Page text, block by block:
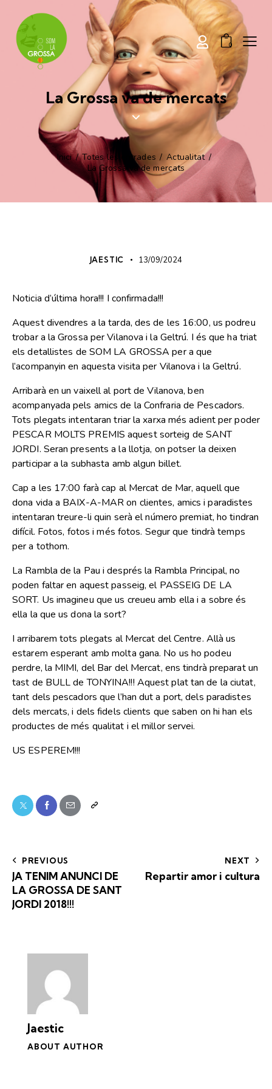
0
La Grossava de mercats
Inici Totes les entrades
Actualitat
La Grossa va de mercats
JAESTIC 13/09/2024
Noticia d’última hora!!! I confirmada!!!
Aquest divendres a la tarda, des de les 16:00, us podreu
trobar a la Grossa per Vilanova i la Geltrú. I és que ha triat
els detallistes de SOM LA GROSSAper a que
l’acompanyin en aquesta visita per Vilanova i la Geltrú.
Arribarà en un vaixell al port de Vilanova, ben
acompanyada pels amics de la Confraria de Pescadors.
Tots plegats intentaran triar la xarxa més adient per poder
PESCAR MOLTS PREMIS aquest sorteig de SANT
JORDI. Seran presents a la llotja, on potser la deixen
participar a la subhasta amb algun billet.
Cap a les 17:00 farà cap al Mercat de Mar, aquell que
dona vida a BAIX-A-MAR on clientes, amics i paradistes
intentaran treure-li quin serà el número premiat, ho tindran
difícil. Fotos, fotos i més fotos. Segur que tindrà temps
per a tothom.
La Rambla de la Pau i després la Rambla Principal, no
poden faltar en aquest passeig, el PASSEIG DE LA
SORT. Us imagineu que us creueu amb ella i a sobre és
ella la que us dona la sort?
I arribarem tots plegats al Mercat del Centre. Allà us
estarem esperant amb molta gana. No us ho podeu
perdre, la MIMI, del Bar del Mercat, ens tindrà preparat un
tast de BULL de TONYINA!!! Aquest plat tan de la ciutat,
tant dels pescadors que l’han dut a port, dels paradistes
dels mercats, i dels fidels clients que saben on hi han els
productes de més qualitat i el millor servei.
US ESPEREM!!!
PREVIOUS
JA TENIM ANUNCI DE
LA GROSSA DE SANT
JORDI 2018!!!
NEXT
Repartir amor i cultura
Jaestic
ABOUT AUTHOR